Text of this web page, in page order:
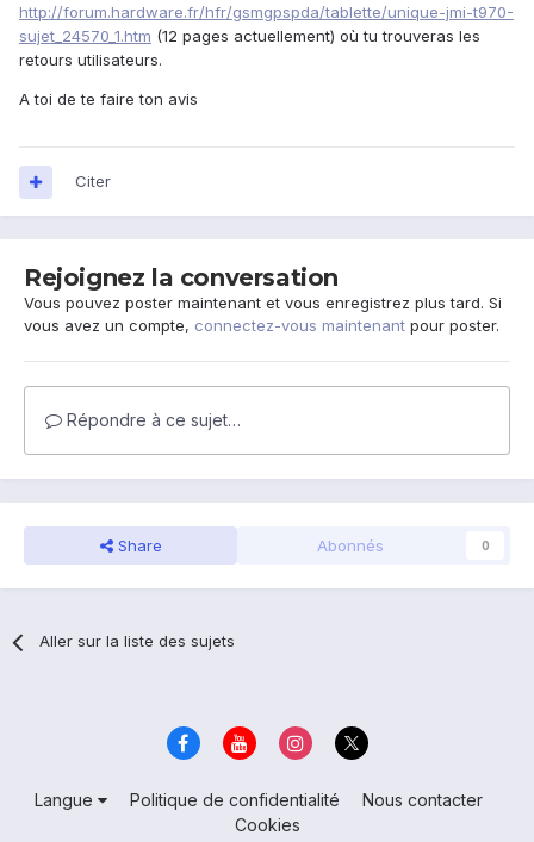
http://forum.hardware.fr/hfr/gsmgpspda/tablette/unique-jmi-t970-
sujet_24570_1.htm (12 pages actuellement) où tu trouveras les
retours utilisateurs.
A toi de te faire ton avis
Citer
Rejoignez la conversation
Vous pouvez poster maintenant et vous enregistrez plus tard. Si
vous avez un compte, connectez-vous maintenant pour poster.
Répondre à ce sujet…
Share Abonnés 0
Aller sur la liste des sujets
Langue Politique de confidentialité
Nous contacter
Cookies